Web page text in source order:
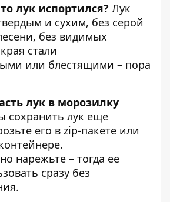
лук испортился? Лук
и сухим, без серой
без видимых
стали
или блестящими – пора
лук в морозилку
сохранить лук еще
его в zip-пакете или
нарежьте – тогда ее
сразу без